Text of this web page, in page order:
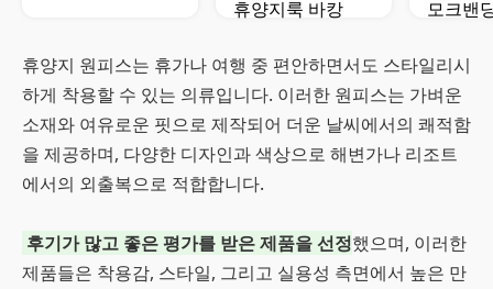
휴양지 원피스는 휴가나 여행 중 편안하면서도 스타일리시
하게 착용할 수 있는 의류입니다. 이러한 원피스는 가벼운
소재와 여유로운 핏으로 제작되어 더운 날씨에서의 쾌적함
을 제공하며, 다양한 디자인과 색상으로 해변가나 리조트
에서의 외출복으로 적합합니다.
후기가 많고 좋은 평가를 받은 제품을 선정했으며, 이러한
제품들은 착용감, 스타일, 그리고 실용성 측면에서 높은 만